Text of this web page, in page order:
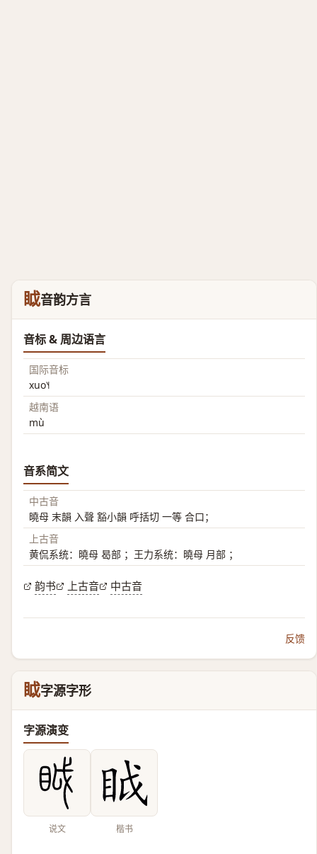
眓音韵方言
音标 & 周边语言
国际音标
xuo˥˧
越南语
mù
音系简文
中古音
曉母 末韻 入聲 豁小韻 呼括切 一等 合口；
上古音
黄侃系统：曉母 曷部 ；王力系统：曉母 月部 ；
韵书 上古音 中古音
反馈
眓字源字形
字源演变
说文 楷书